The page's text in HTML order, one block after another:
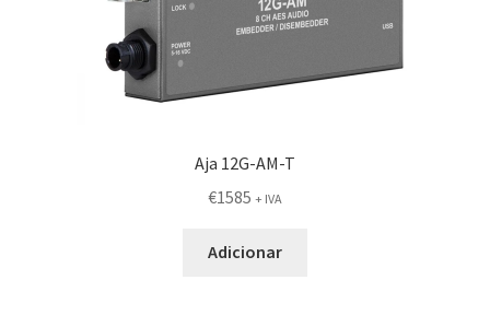
Aja 12G-AM-T
€1585 + IVA
Adicionar